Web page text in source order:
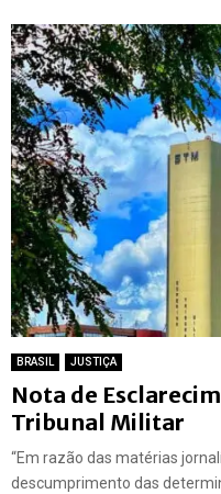
BRASIL JUSTIÇA
Nota de
Tribunal Militar
“Em razão das matérias
descumprimento das